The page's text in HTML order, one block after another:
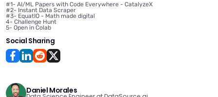
#1- AI/ML Papers with Code Everywhere - CatalyzeX
#2- Instant Data Scraper
#3- EquatIO - Math made digital
4- Challenge Hunt
5- Open in Colab
Social Sharing
Daniel Morales